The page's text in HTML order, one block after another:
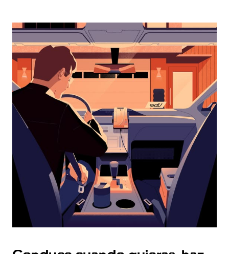
interactuar
el
calendario
selecciona
una
fecha.
Presiona
la
tecla Esc
para
calendario.